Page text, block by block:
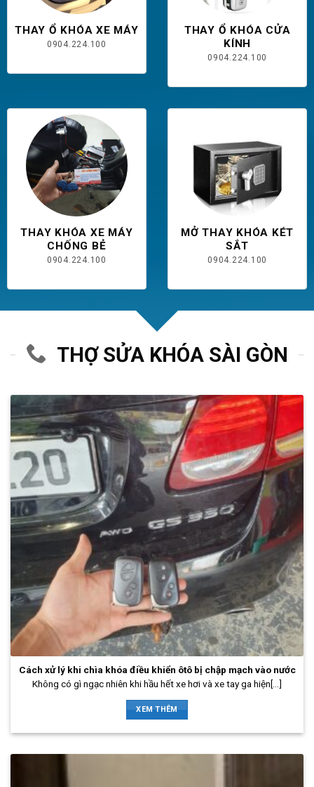
THAY Ổ KHÓA XE MÁY
0904.224.100
THAY Ổ KHÓA CỬA
KÍNH
0904.224.100
THAY KHÓA XE MÁY
CHỐNG BẺ
0904.224.100
MỞ THAY KHÓA KÉT
SẮT
0904.224.100
THỢ SỬA KHÓA SÀI GÒN
Cách xử lý khi chìa khóa điều khiển ôtô bị chập mạch vào nước
Không có gì ngạc nhiên khi hầu hết xe hơi và xe tay ga hiện[...]
XEM THÊM